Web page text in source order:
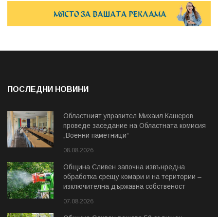
ПОСЛЕДНИ НОВИНИ
Областният управител Михаил Кашеров
проведе заседание на Областната комисия
„Военни паметници“
08.08.2026
Община Сливен започна извънредна
обработка срещу комари и на територии –
изключителна държавна собственост
07.08.2026